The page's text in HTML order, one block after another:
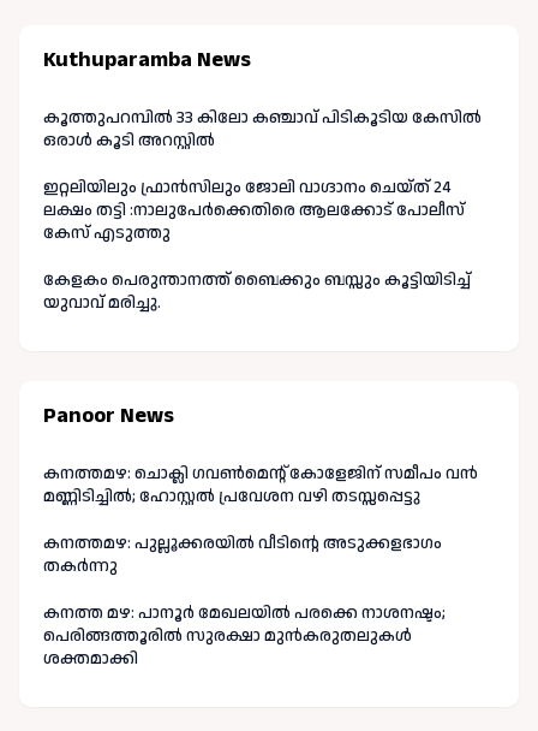
Kuthuparamba News
കൂത്തുപറമ്പിൽ 33 കിലോ കഞ്ചാവ് പിടികൂടിയ കേസിൽ
ഒരാൾ കൂടി അറസ്റ്റിൽ
ഇറ്റലിയിലും ഫ്രാൻസിലും ജോലി വാഗ്ദാനം ചെയ്ത് 24
ലക്ഷം തട്ടി :നാലുപേർക്കെതിരെ ആലക്കോട് പോലീസ്
കേസ് എടുത്തു
കേളകം പെരുന്താനത്ത് ബൈക്കും ബസ്സും കൂട്ടിയിടിച്ച്
യുവാവ് മരിച്ചു.
Panoor News
കനത്തമഴ: ചൊക്ലി ഗവൺമെന്റ് കോളേജിന് സമീപം വൻ
മണ്ണിടിച്ചിൽ; ഹോസ്റ്റൽ പ്രവേശന വഴി തടസ്സപ്പെട്ടു
കനത്തമഴ: പുല്ലൂക്കരയിൽ വീടിന്റെ അടുക്കളഭാഗം
തകർന്നു
കനത്ത മഴ: പാനൂർ മേഖലയിൽ പരക്കെ നാശനഷ്ടം;
പെരിങ്ങത്തൂരിൽ സുരക്ഷാ മുൻകരുതലുകൾ
ശക്തമാക്കി